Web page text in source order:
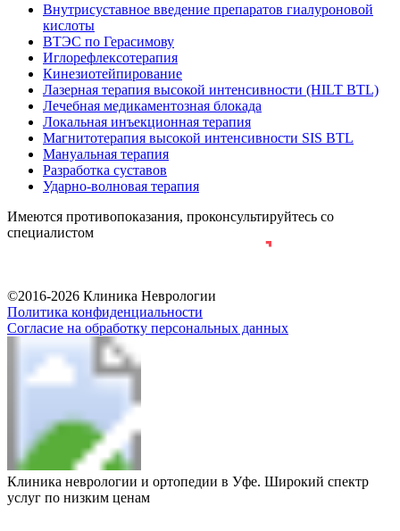
Внутрисуставное введение препаратов гиалуроновой
кислоты
ВТЭС по Герасимову
Иглорефлексотерапия
Кинезиотейпирование
Лазерная терапия высокой интенсивности (HILT BTL)
Лечебная медикаментозная блокада
Локальная инъекционная терапия
Магнитотерапия высокой интенсивности SIS BTL
Мануальная терапия
Разработка суставов
Ударно-волновая терапия
Имеются противопоказания, проконсультируйтесь со
специалистом
©2016-2026 Клиника Неврологии
Политика конфиденциальности
Согласие на обработку персональных данных
Клиника неврологии и ортопедии в Уфе. Широкий спектр
услуг по низким ценам